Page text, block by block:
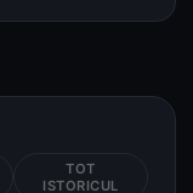
TOT
ISTORICUL